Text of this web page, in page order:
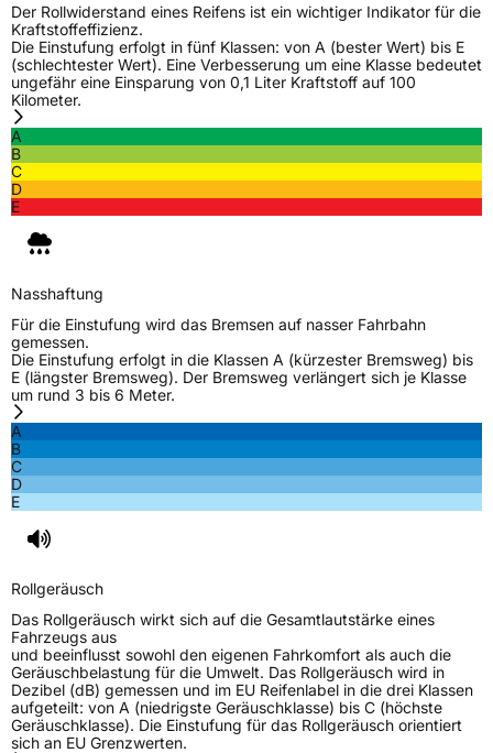
Der Rollwiderstand eines Reifens ist ein wichtiger Indikator für die
Kraftstoffeffizienz.
Die Einstufung erfolgt in fünf Klassen: von A (bester Wert) bis E
(schlechtester Wert). Eine Verbesserung um eine Klasse bedeutet
ungefähr eine Einsparung von 0,1 Liter Kraftstoff auf 100
Kilometer.
A
B
C
D
E
Nasshaftung
Für die Einstufung wird das Bremsen auf nasser Fahrbahn
gemessen.
Die Einstufung erfolgt in die Klassen A (kürzester Bremsweg) bis
E (längster Bremsweg). Der Bremsweg verlängert sich je Klasse
um rund 3 bis 6 Meter.
A
B
C
D
E
Rollgeräusch
Das Rollgeräusch wirkt sich auf die Gesamtlautstärke eines
Fahrzeugs aus
und beeinflusst sowohl den eigenen Fahrkomfort als auch die
Geräuschbelastung für die Umwelt. Das Rollgeräusch wird in
Dezibel (dB) gemessen und im EU Reifenlabel in die drei Klassen
aufgeteilt: von A (niedrigste Geräuschklasse) bis C (höchste
Geräuschklasse). Die Einstufung für das Rollgeräusch orientiert
sich an EU Grenzwerten.